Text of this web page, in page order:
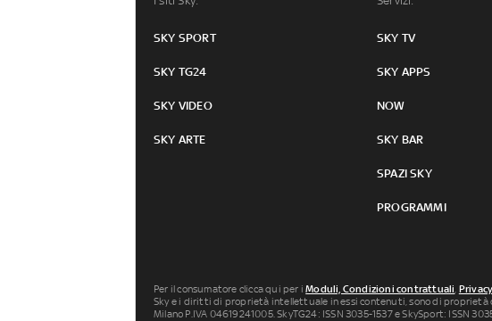
SKY SPORT
SKY TG24
SKY VIDEO
SKY ARTE
SKY TV
SKY APPS
NOW
SKY BAR
SPAZI SKY
PROGRAMMI
Per il consumatore clicca qui per iModuli, Condizioni contrattuali,
Sky e i diritti di proprietà intellettuale in essi contenuti, sono di proprietà
Milano P.IVA 04619241005. SkyTG24: ISSN 3035-1537 e SkySport: ISSN